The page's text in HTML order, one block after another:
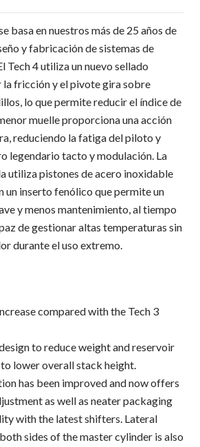
basa en nuestros más de 25 años de
y fabricación de sistemas de
Tech 4 utiliza un nuevo sellado
la fricción y el pivote gira sobre
lo que permite reducir el índice de
muelle proporciona una acción
reduciendo la fatiga del piloto y
legendario tacto y modulación. La
utiliza pistones de acero inoxidable
un inserto fenólico que permite un
y menos mantenimiento, al tiempo
de gestionar altas temperaturas sin
durante el uso extremo.
compared with the Tech 3
to reduce weight and reservoir
lower overall stack height.
has been improved and now offers
as well as neater packaging
with the latest shifters. Lateral
sides of the master cylinder is also